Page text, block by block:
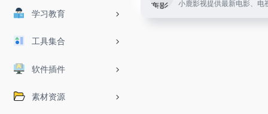
学习教育
工具集合
软件插件
素材资源